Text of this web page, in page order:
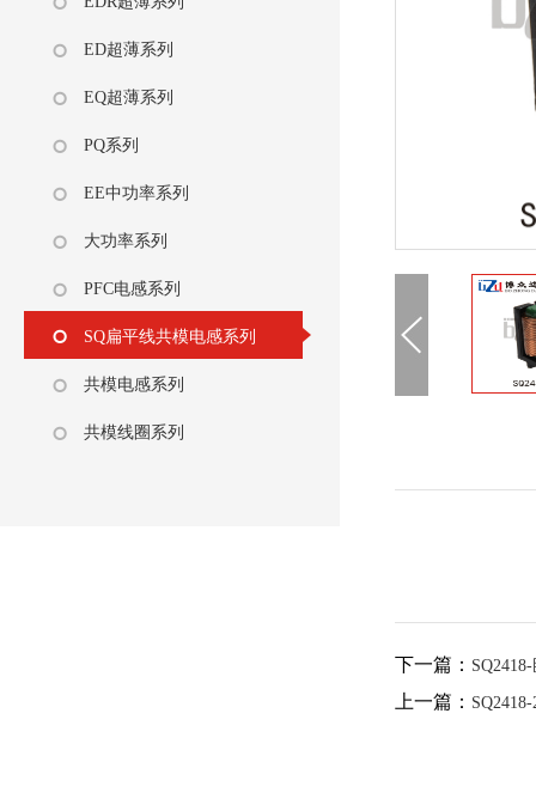
ED超薄系列
EQ超薄系列
PQ系列
EE中功率系列
大功率系列
PFC电感系列
SQ扁平线共模电感系列
共模电感系列
共模线圈系列
下一篇：
上一篇：